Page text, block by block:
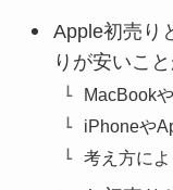
Apple初売り
りが安いこと
MacBook
iPhoneや
考え方に